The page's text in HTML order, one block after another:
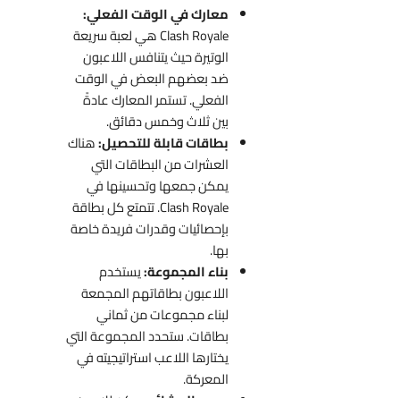
معارك في الوقت الفعلي:
Clash Royale هي لعبة سريعة
الوتيرة حيث يتنافس اللاعبون
ضد بعضهم البعض في الوقت
الفعلي. تستمر المعارك عادةً
بين ثلاث وخمس دقائق.
بطاقات قابلة للتحصيل:هناك
العشرات من البطاقات التي
يمكن جمعها وتحسينها في
Clash Royale. تتمتع كل بطاقة
بإحصائيات وقدرات فريدة خاصة
بناء المجموعة:يستخدم
اللاعبون بطاقاتهم المجمعة
لبناء مجموعات من ثماني
بطاقات. ستحدد المجموعة التي
يختارها اللاعب استراتيجيته في
المعركة.